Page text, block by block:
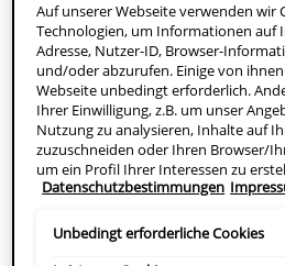
Peptide zählen zu den am
Wirkstoffen in der
unterstützen sie die Bildung
tragen dazu bei, Feuchtigkeit
die Hautbarriere – ideal für
reife Haut. Erfahre hier, welche
welchen Nebenwirkungen du
sie sinnvoll in deine tägliche
Auf unserer Webseite verwenden wir
Technologien, um Informationen auf
Adresse, Nutzer-ID, Browser-
und/oder abzurufen. Einige von
Webseite unbedingt erforderlich.
Ihrer Einwilligung, z.B. um unser
Nutzung zu analysieren, Inhalte auf
zuzuschneiden oder Ihren Browser/
um ein Profil Ihrer Interessen zu
Werbung auf anderen
ablehnen ("Ohne Einwilligung
Datenschutzbestimmungen
Unbedingt erforderliche Cookies